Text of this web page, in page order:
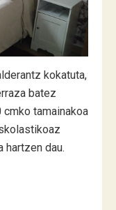
kokatuta,
batez
cmko tamainakoa
hartzen dau.